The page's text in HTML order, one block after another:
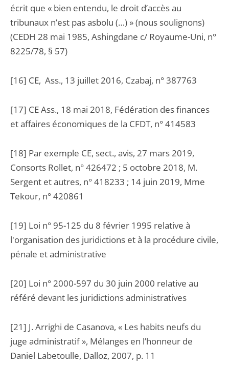
écrit que « bien entendu, le droit d’accès au
tribunaux n’est pas asbolu (…) » (nous soulignons)
(CEDH 28 mai 1985, Ashingdane c/ Royaume-Uni, n°
8225/78, § 57)
[16] CE, Ass., 13 juillet 2016, Czabaj, n° 387763
[17] CE Ass., 18 mai 2018, Fédération des finances
et affaires économiques de la CFDT, n° 414583
[18] Par exemple CE, sect., avis, 27 mars 2019,
Consorts Rollet, n° 426472 ; 5 octobre 2018, M.
Sergent et autres, n° 418233 ; 14 juin 2019, Mme
Tekour, n° 420861
[19] Loi n° 95-125 du 8 février 1995 relative à
l'organisation des juridictions et à la procédure civile,
pénale et administrative
[20] Loi n° 2000-597 du 30 juin 2000 relative au
référé devant les juridictions administratives
[21] J. Arrighi de Casanova, « Les habits neufs du
juge administratif », Mélanges en l’honneur de
Daniel Labetoulle, Dalloz, 2007, p. 11